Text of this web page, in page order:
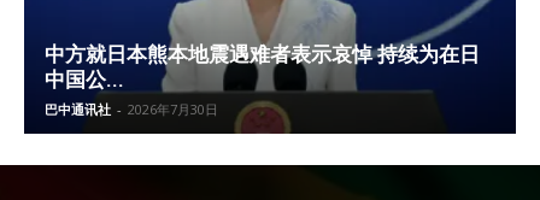
中方就日本熊本地震遇难者表示哀悼 持续为在日
中国公...
巴中通讯社 - 2026年7月30日